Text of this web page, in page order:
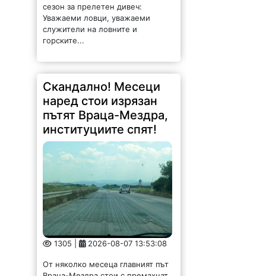
наред стои изрязан
пътят Враца-Мездра,
институциите спят!
1305 | 2026-08-07 13:53:08
От няколко месеца главният път
Враца-Мездра стои с премахнат
горен слой на асфалта, но до
ремонт така и не се стига.
Шофирането е изпитание за
водачите и автомобилите, които
буквално...